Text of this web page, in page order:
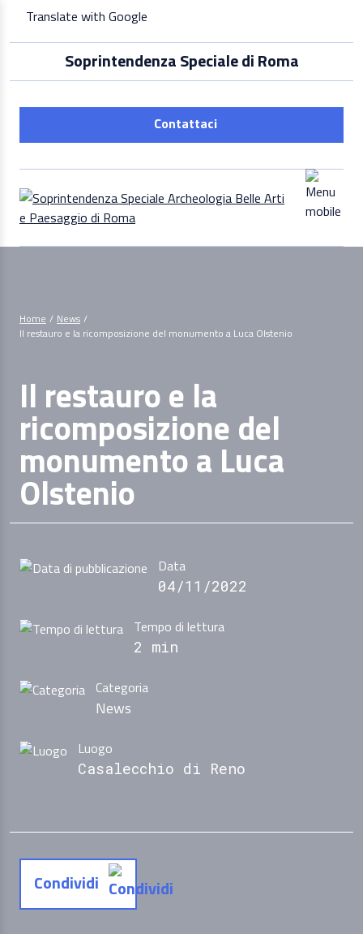
content
Translate with Google
Soprintendenza Speciale di Roma
Contattaci
Home / News /
Il restauro e la ricomposizione del monumento a Luca Olstenio
Il restauro e la
ricomposizione del
monumento a Luca
Olstenio
Data
04/11/2022
Tempo di lettura
2 min
Categoria
News
Luogo
Casalecchio di Reno
Condividi